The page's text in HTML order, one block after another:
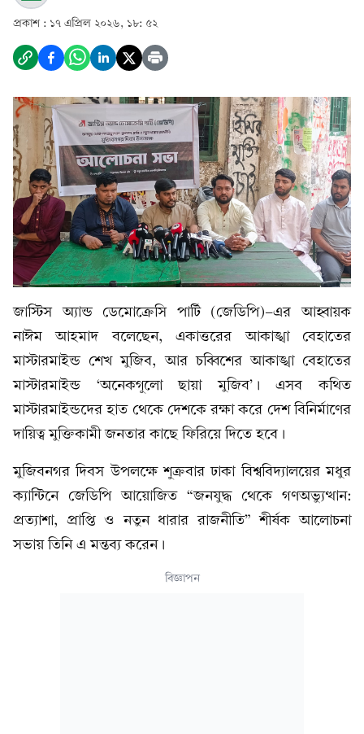
প্রকাশ : ১৭ এপ্রিল ২০২৬, ১৮: ৫২
জাস্টিস অ্যান্ড ডেমোক্রেসি পার্টি (জেডিপি)-এর আহ্বায়ক
নাঈম আহমাদ বলেছেন, একাত্তরের আকাঙ্খা বেহাতের
মাস্টারমাইন্ড শেখ মুজিব, আর চব্বিশের আকাঙ্খা বেহাতের
মাস্টারমাইন্ড ‘অনেকগুলো ছায়া মুজিব’। এসব কথিত
মাস্টারমাইন্ডদের হাত থেকে দেশকে রক্ষা করে দেশ বিনির্মাণের
দায়িত্ব মুক্তিকামী জনতার কাছে ফিরিয়ে দিতে হবে।
মুজিবনগর দিবস উপলক্ষে শুক্রবার ঢাকা বিশ্ববিদ্যালয়ের মধুর
ক্যান্টিনে জেডিপি আয়োজিত “জনযুদ্ধ থেকে গণঅভ্যুত্থান:
প্রত্যাশা, প্রাপ্তি ও নতুন ধারার রাজনীতি” শীর্ষক আলোচনা
সভায় তিনি এ মন্তব্য করেন।
বিজ্ঞাপন